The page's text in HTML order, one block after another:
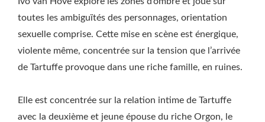
toutes les ambiguïtés des personnages, orientation
sexuelle comprise. Cette mise en scène est énergique,
violente même, concentrée sur la tension que l’arrivée
de Tartuffe provoque dans une riche famille, en ruines.
Elle est concentrée sur la relation intime de Tartuffe
avec la deuxième et jeune épouse du riche Orgon, le